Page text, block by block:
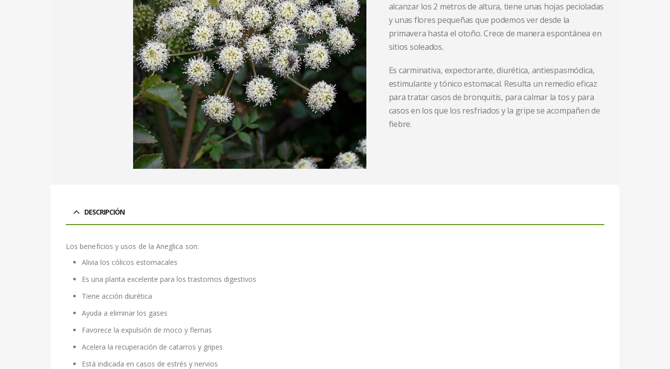
alcanzar los 2 metros de altura, tiene unas hojas pecioladas
y unas flores pequeñas que podemos ver desde la
primavera hasta el otoño. Crece de manera espontánea en
sitios soleados.
Es carminativa, expectorante, diurética, antiespasmódica,
estimulante y tónico estomacal. Resulta un remedio eficaz
para tratar casos de bronquitis, para calmar la tos y para
casos en los que los resfriados y la gripe se acompañen de
fiebre.
DESCRIPCIÓN
Los beneficios y usos de la Aneglica son:
Alivia los cólicos estomacales
Es una planta excelente para los trastornos digestivos
Tiene acción diurética
Ayuda a eliminar los gases
Favorece la expulsión de moco y flemas
Acelera la recuperación de catarros y gripes
Está indicada en casos de estrés y nervios